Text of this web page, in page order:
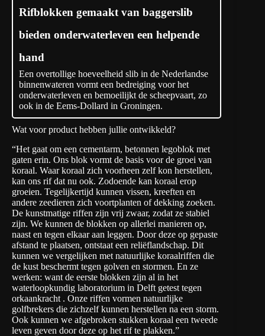
Rifblokken gemaakt van baggerslib
bieden onderwaterleven een helpende
hand
Een overtollige hoeveelheid slib in de Nederlandse
binnenwateren vormt een bedreiging voor het
onderwaterleven en bemoeilijkt de scheepvaart, zo
ook in de Eems-Dollard in Groningen.
Wat voor product hebben jullie ontwikkeld?
“Het gaat om een cementarm, betonnen legoblok met
gaten erin. Ons blok vormt de basis voor de groei van
koraal. Waar koraal zich voorheen zelf kon herstellen,
kan ons rif dat nu ook. Zodoende kan koraal erop
groeien. Tegelijkertijd kunnen vissen, kreeften en
andere zeedieren zich voortplanten of dekking zoeken.
De kunstmatige riffen zijn vrij zwaar, zodat ze stabiel
zijn. We kunnen de blokken op allerlei manieren op,
naast en tegen elkaar aan leggen. Door deze op gepaste
afstand te plaatsen, ontstaat een reliëflandschap. Dit
kunnen we vergelijken met natuurlijke koraalriffen die
de kust beschermt tegen golven en stormen. En ze
werken: want de eerste blokken zijn al in het
waterloopkundig laboratorium in Delft getest tegen
orkaankracht . Onze riffen vormen natuurlijke
golfbrekers die zichzelf kunnen herstellen na een storm.
Ook kunnen we afgebroken stukken koraal een tweede
leven geven door deze op het rif te plakken.”